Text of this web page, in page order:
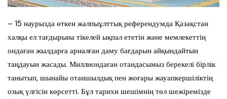
– 15 наурызда өткен жалпыұлттық референдумда Қазақстан
халқы ел тағдырына тікелей ықпал ететін және мемлекеттің
ондаған жылдарға арналған даму бағдарын айқындайтын
таңдауын жасады. Миллиондаған отандасымыз берекелі бірлік
танытып, шынайы отаншылдық пен жоғары жауапкершіліктің
озық үлгісін көрсетті. Бұл тарихи шешімнің төл шежіремізде